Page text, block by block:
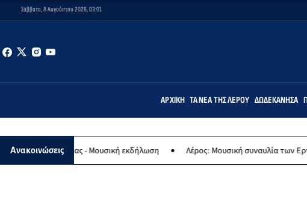
Σάββατο, 8 Αυγούστου 2026, 03:01
ΑΡΧΙΚΉ ΤΑ ΝΈΑ ΤΗΣ ΛΈΡΟΥ ΔΩΔΕΚΆΝΗΣΑ
Ανακοινώσεις
- Μουσική εκδήλωση Λέρος: Μουσική συναυλία των Εργαστηρίων